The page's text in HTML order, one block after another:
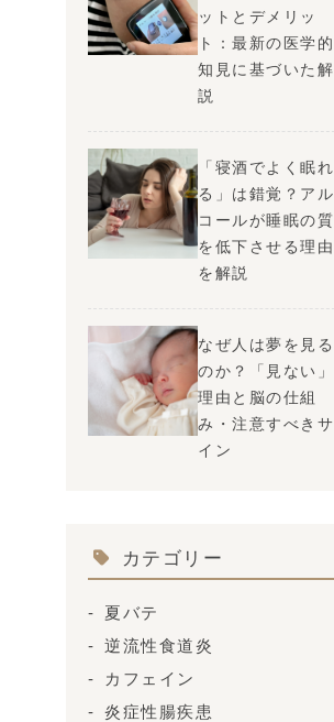
ットとデメリッ
ト：最新の医学的
知見に基づいた解
説
「寝酒でよく眠れ
る」は錯覚？アル
コールが睡眠の質
を低下させる理由
を解説
なぜ人は夢を見る
のか？「見ない」
理由と脳の仕組
み・注意すべきサ
イン
カテゴリー
夏バテ
逆流性食道炎
カフェイン
炎症性腸疾患